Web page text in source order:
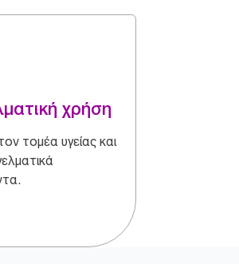
χρήση
τομέα υγείας και